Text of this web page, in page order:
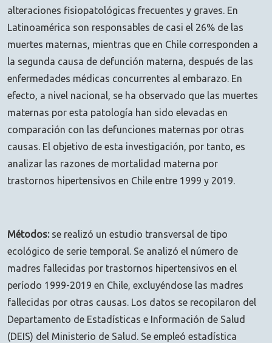
alteraciones fisiopatológicas frecuentes y graves. En
Latinoamérica son responsables de casi el 26% de las
muertes maternas, mientras que en Chile corresponden a
la segunda causa de defunción materna, después de las
enfermedades médicas concurrentes al embarazo. En
efecto, a nivel nacional, se ha observado que las muertes
maternas por esta patología han sido elevadas en
comparación con las defunciones maternas por otras
causas. El objetivo de esta investigación, por tanto, es
analizar las razones de mortalidad materna por
trastornos hipertensivos en Chile entre 1999 y 2019.
Métodos:se realizó un estudio transversal de tipo
ecológico de serie temporal. Se analizó el número de
madres fallecidas por trastornos hipertensivos en el
período 1999-2019 en Chile, excluyéndose las madres
fallecidas por otras causas. Los datos se recopilaron del
Departamento de Estadísticas e Información de Salud
(DEIS) del Ministerio de Salud. Se empleó estadística